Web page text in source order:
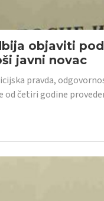
objaviti
javni novac
pravda,
od četiri godine